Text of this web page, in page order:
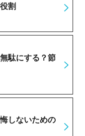
割
駄にする？節
しないための